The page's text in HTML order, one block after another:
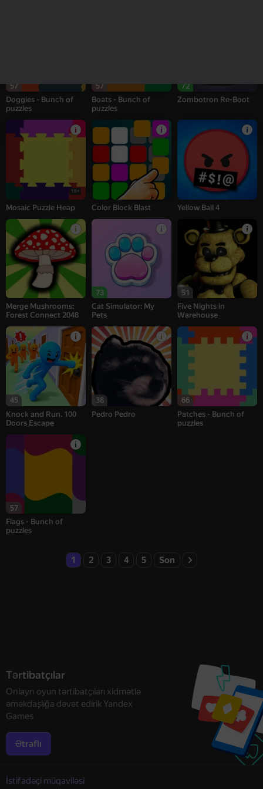
57
Doggies - Bunch of
puzzles
57
Boats - Bunch of
puzzles
72
Zombotron Re-Boot
18+
Mosaic Puzzle Heap Color Block Blast Yellow Ball 4
Merge Mushrooms:
Forest Connect 2048
73
Cat Simulator: My
Pets
51
Five Nights in
Warehouse
45
Knock and Run. 100
Doors Escape
38
Pedro Pedro
66
Patches - Bunch of
puzzles
57
Flags - Bunch of
puzzles
1 2 3 4 5 Son
Tərtibatçılar
Onlayn oyun tərtibatçıları xidmətlə
əməkdaşlığa dəvət edirik Yandex
Games
Ətraflı
İstifadəçi müqaviləsi